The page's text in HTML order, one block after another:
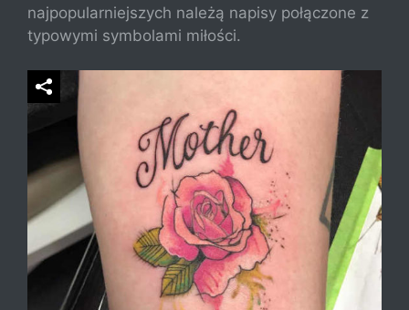
najpopularniejszych należą napisy połączone z
typowymi symbolami miłości.